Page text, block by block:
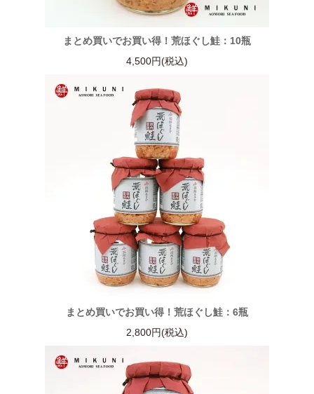
まとめ買いでお買い得！荒ほぐし鮭：10瓶
4,500円(税込)
まとめ買いでお買い得！荒ほぐし鮭：6瓶
2,800円(税込)